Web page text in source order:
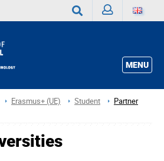
MENU
Erasmus+ (UE) Student
Partner